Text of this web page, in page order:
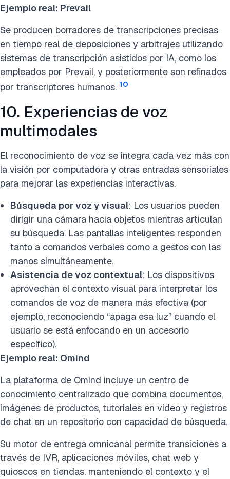
Ejemplo real: Prevail
Se producen borradores de transcripciones precisas
en tiempo real de deposiciones y arbitrajes utilizando
sistemas de transcripción asistidos por IA, como los
empleados por Prevail, y posteriormente son refinados
por transcriptores humanos. 10
10. Experiencias de voz
multimodales
El reconocimiento de voz se integra cada vez más con
la visión por computadora y otras entradas sensoriales
para mejorar las experiencias interactivas.
Búsqueda por voz y visual: Los usuarios pueden
dirigir una cámara hacia objetos mientras articulan
su búsqueda. Las pantallas inteligentes responden
tanto a comandos verbales como a gestos con las
manos simultáneamente.
Asistencia de voz contextual: Los dispositivos
aprovechan el contexto visual para interpretar los
comandos de voz de manera más efectiva (por
ejemplo, reconociendo “apaga esa luz” cuando el
usuario se está enfocando en un accesorio
específico).
Ejemplo real: Omind
La plataforma de Omind incluye un centro de
conocimiento centralizado que combina documentos,
imágenes de productos, tutoriales en video y registros
de chat en un repositorio con capacidad de búsqueda.
Su motor de entrega omnicanal permite transiciones a
través de IVR, aplicaciones móviles, chat web y
quioscos en tiendas, manteniendo el contexto y el